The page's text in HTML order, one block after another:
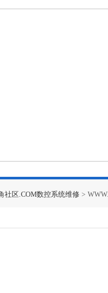
社区.COM数控系统维修 >